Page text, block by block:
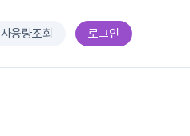
사용량조회 로그인